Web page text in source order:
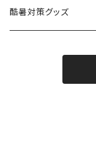
BEDROCK SANDALS
クッキングギア
ヘッドライト／ランタン
LEDライト
焚火台
暖房器具
クッキングギア
ヘッドギア
アウトレット
酷暑対策グッズ